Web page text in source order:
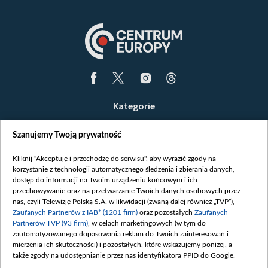
Kategorie
Opinie
Białoruś / Polska
Czytelnia
Centrum Europy
O nas
Kontakt
Informacje o nadawcy
Szanujemy Twoją prywatność
Kliknij "Akceptuję i przechodzę do serwisu", aby wyrazić zgody na
korzystanie z technologii automatycznego śledzenia i zbierania danych,
dostęp do informacji na Twoim urządzeniu końcowym i ich
przechowywanie oraz na przetwarzanie Twoich danych osobowych przez
nas, czyli Telewizję Polską S.A. w likwidacji (zwaną dalej również „TVP”),
Zaufanych Partnerów z IAB* (1201 firm) oraz pozostałych Zaufanych
Partnerów TVP (93 firm) , w celach marketingowych (w tym do
zautomatyzowanego dopasowania reklam do Twoich zainteresowań i
mierzenia ich skuteczności) i pozostałych, które wskazujemy poniżej, a
także zgody na udostępnianie przez nas identyfikatora PPID do Google.